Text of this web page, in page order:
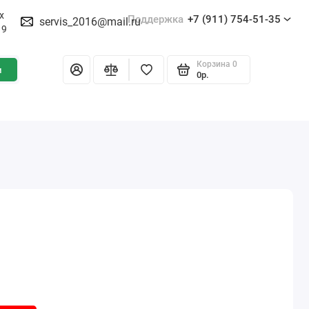
servis_2016@mail.ruПоддержка +7 (911) 754-51-35
Корзина 0
0р.